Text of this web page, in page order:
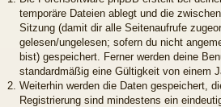
temporäre Dateien ablegt und die
Sitzung (damit dir alle Seitenaufrufe
gelesen/ungelesen; sofern du nicht
bist) gespeichert. Ferner werden deine
standardmäßig eine Gültigkeit von einem
Weiterhin werden die Daten gespeichert,
Registrierung sind mindestens ein